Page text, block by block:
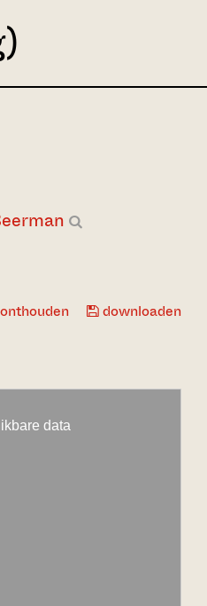
downloaden